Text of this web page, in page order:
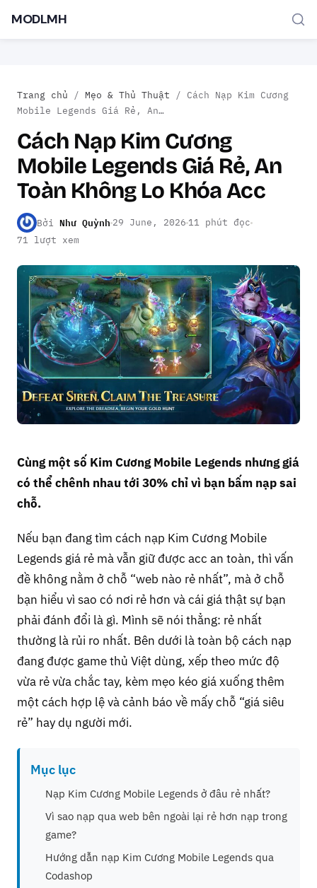
TÌM KIẾM PHỔ BIẾN
MOD APK Game offline Ứng dụng miễn phí
MODLMH
Trang chủ / Mẹo & Thủ Thuật / Cách Nạp Kim Cương
Mobile Legends Giá Rẻ, An…
Cách Nạp Kim Cương
Mobile Legends Giá Rẻ, An
Toàn Không Lo Khóa Acc
Bởi Như Quỳnh 29 June, 2026 11 phút đọc
71 lượt xem
Cùng một số Kim Cương Mobile Legends nhưng giá
có thể chênh nhau tới 30% chỉ vì bạn bấm nạp sai
chỗ.
Nếu bạn đang tìm cách nạp Kim Cương Mobile
Legends giá rẻ mà vẫn giữ được acc an toàn, thì vấn
đề không nằm ở chỗ “web nào rẻ nhất”, mà ở chỗ
bạn hiểu vì sao có nơi rẻ hơn và cái giá thật sự bạn
phải đánh đổi là gì. Mình sẽ nói thẳng: rẻ nhất
thường là rủi ro nhất. Bên dưới là toàn bộ cách nạp
đang được game thủ Việt dùng, xếp theo mức độ
vừa rẻ vừa chắc tay, kèm mẹo kéo giá xuống thêm
một cách hợp lệ và cảnh báo về mấy chỗ “giá siêu
rẻ” hay dụ người mới.
Mục lục
Nạp Kim Cương Mobile Legends ở đâu rẻ nhất?
Vì sao nạp qua web bên ngoài lại rẻ hơn nạp trong
game?
Hướng dẫn nạp Kim Cương Mobile Legends qua
Codashop